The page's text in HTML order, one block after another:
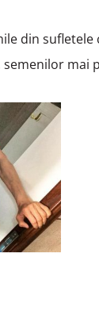
din sufletele
semenilor mai